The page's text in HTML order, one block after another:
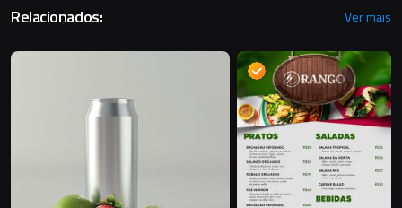
Relacionados: Ver mais